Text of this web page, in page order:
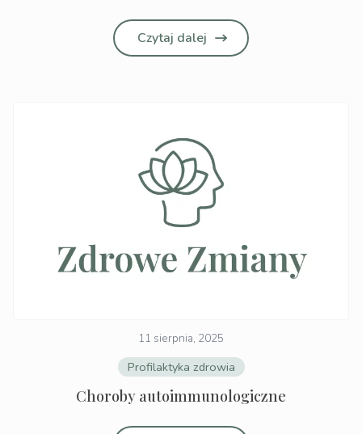
Czytaj dalej
11 sierpnia, 2025
Profilaktyka zdrowia
Choroby autoimmunologiczne